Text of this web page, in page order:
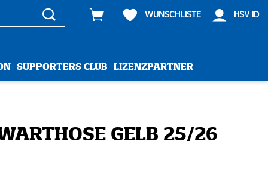
WUNSCHLISTE HSV ID
SUPPORTERS CLUB LIZENZPARTNER
GELB 25/26